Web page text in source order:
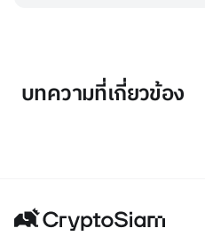
บทความที่เกี่ยวข้อง